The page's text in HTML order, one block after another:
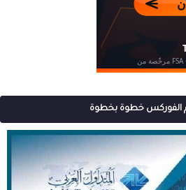
الفوركس خطوة بخطوة